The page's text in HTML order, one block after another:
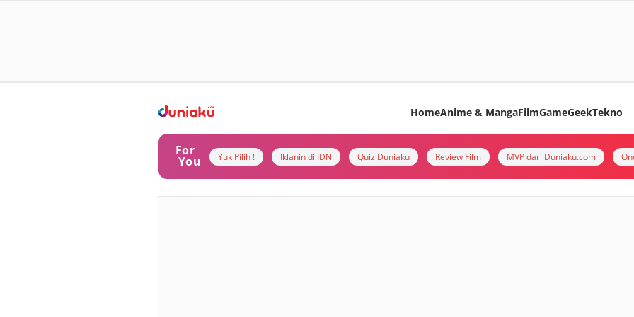
HomeAnime & MangaFilmGameGeekTekno
For
You Yuk Pilih ! Iklanin di IDN Quiz Duniaku Review Film MVP dari Duniaku.com